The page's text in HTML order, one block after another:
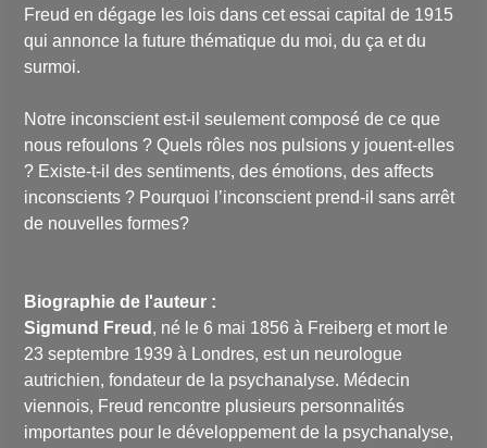
Freud en dégage les lois dans cet essai capital de 1915
qui annonce la future thématique du moi, du ça et du
surmoi.
Notre inconscient est-il seulement composé de ce que
nous refoulons ? Quels rôles nos pulsions y jouent-elles
? Existe-t-il des sentiments, des émotions, des affects
inconscients ? Pourquoi l’inconscient prend-il sans arrêt
de nouvelles formes?
Biographie de l'auteur :
Sigmund Freud , né le 6 mai 1856 à Freiberg et mort le
23 septembre 1939 à Londres, est un neurologue
autrichien, fondateur de la psychanalyse. Médecin
viennois, Freud rencontre plusieurs personnalités
importantes pour le développement de la psychanalyse,